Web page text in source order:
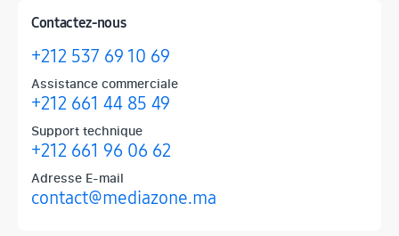
Contactez-nous
+212 537 69 10 69
Assistance commerciale
+212 661 44 85 49
Support technique
+212 661 96 06 62
Adresse E-mail
contact@mediazone.ma